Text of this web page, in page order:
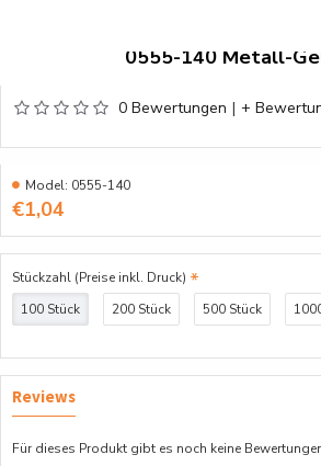
0555-140 Metall-
0 Bewertungen | +
€1,04
Model: 0555-140
Stückzahl (Preise inkl. Druck)
100 Stück
200 Stück 500 Stück
Reviews
Für dieses Produkt gibt es noch keine